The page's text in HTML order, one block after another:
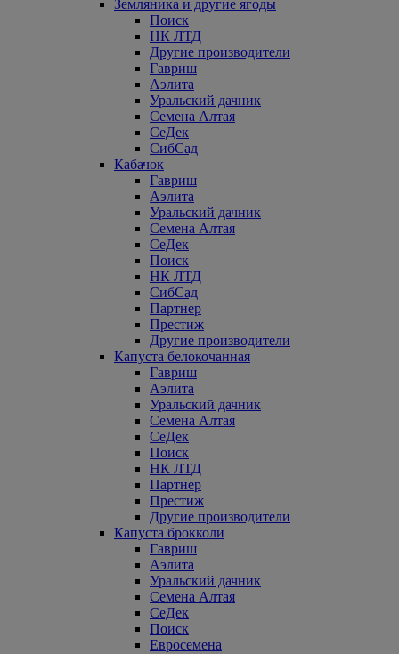
Земляника и другие ягоды
Поиск
НК ЛТД
Другие производители
Гавриш
Аэлита
Уральский дачник
Семена Алтая
СеДек
СибСад
Кабачок
Гавриш
Аэлита
Уральский дачник
Семена Алтая
СеДек
Поиск
НК ЛТД
СибСад
Партнер
Престиж
Другие производители
Капуста белокочанная
Гавриш
Аэлита
Уральский дачник
Семена Алтая
СеДек
Поиск
НК ЛТД
Партнер
Престиж
Другие производители
Капуста брокколи
Гавриш
Аэлита
Уральский дачник
Семена Алтая
СеДек
Поиск
Евросемена